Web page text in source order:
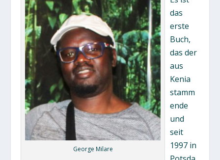
George Milare
das
erste
Buch,
das der
aus
Kenia
stamm
ende
und
seit
1997 in